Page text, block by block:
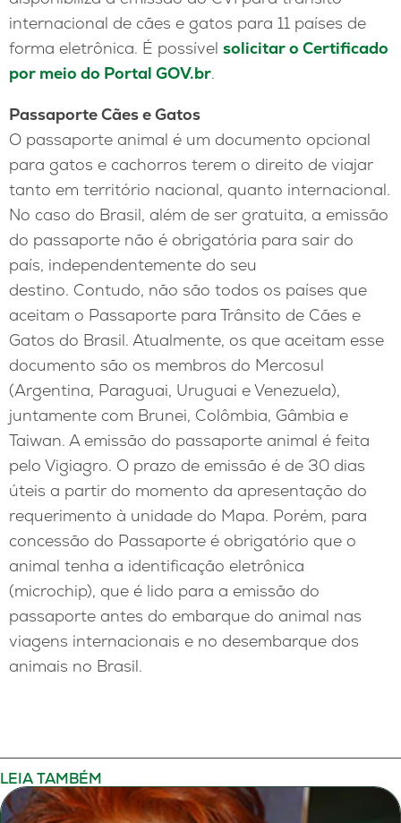
internacional de cães e gatos para 11 países de
forma eletrônica. É possível solicitar o Certificado
por meio do Portal GOV.br.
Passaporte Cães e Gatos
O passaporte animal é um documento opcional
para gatos e cachorros terem o direito de viajar
tanto em território nacional, quanto internacional.
No caso do Brasil, além de ser gratuita, a emissão
do passaporte não é obrigatória para sair do
país, independentemente do seu
destino. Contudo, não são todos os países que
aceitam o Passaporte para Trânsito de Cães e
Gatos do Brasil. Atualmente, os que aceitam esse
documento são os membros do Mercosul
(Argentina, Paraguai, Uruguai e Venezuela),
juntamente com Brunei, Colômbia, Gâmbia e
Taiwan. A emissão do passaporte animal é feita
pelo Vigiagro. O prazo de emissão é de 30 dias
úteis a partir do momento da apresentação do
requerimento à unidade do Mapa. Porém, para
concessão do Passaporte é obrigatório que o
animal tenha a identificação eletrônica
(microchip), que é lido para a emissão do
passaporte antes do embarque do animal nas
viagens internacionais e no desembarque dos
animais no Brasil.
LEIA TAMBÉM